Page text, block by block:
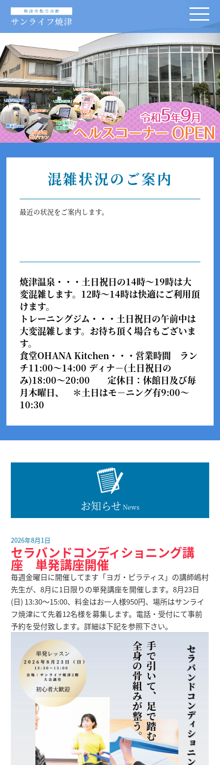
混雑状況のご案内
最近の状況をご案内します。
焼津温泉・・・ 土日祝日の14時～19時は大
変混雑します。12時～14時は快適にご利用頂
けます。
トレーニングジム・・・ 土日祝日の午前中は
大変混雑します。お待ち頂く場合もございま
す。
食堂OHANA Kitchen・・・ 営業時間 ラン
チ11:00～14:00 ディナ－(土日祝日の
み)18:00～20:00 定休日：休館日及び毎
月木曜日、 ＊土日はモ－ニング有9:00～
10:30
お知らせ News
2026年8月1日
セラバンドコンディショニング講
座 単発講座開催
毎週金曜日に開催してます「ヨガ・ピラティス」の講師嶋村
先生が、8月に1日限りの単発講座を開催します。8月23日
(日) 13:30～15:00、料金はお一人様950円、場所はサンライ
フ焼津にて先着12名様を募集します。電話・受付にて事前
予約を受付致します。詳細は下記を参照下さい。